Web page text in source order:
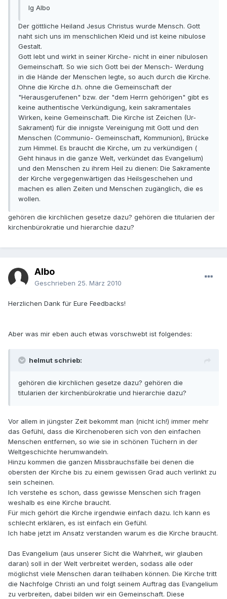
lg Albo
Der göttliche Heiland Jesus Christus wurde Mensch. Gott
naht sich uns im menschlichen Kleid und ist keine nibulose
Gestalt.
Gott lebt und wirkt in seiner Kirche- nicht in einer nibulosen
Gemeinschaft. So wie sich Gott bei der Mensch- Werdung
in die Hände der Menschen legte, so auch durch die Kirche.
Ohne die Kirche d.h. ohne die Gemeinschaft der
"Herausgerufenen" bzw. der "dem Herrn gehörigen" gibt es
keine authentische Verkündigung, kein sakramentales
Wirken, keine Gemeinschaft. Die Kirche ist Zeichen (Ur-
Sakrament) für die innigste Vereinigung mit Gott und den
Menschen (Communio- Gemeinschaft, Kommunion), Brücke
zum Himmel. Es braucht die Kirche, um zu verkündigen (
Geht hinaus in die ganze Welt, verkündet das Evangelium)
und den Menschen zu ihrem Heil zu dienen: Die Sakramente
der Kirche vergegenwärtigen das Heilsgeschehen und
machen es allen Zeiten und Menschen zugänglich, die es
wollen.
gehören die kirchlichen gesetze dazu? gehören die titularien der
kirchenbürokratie und hierarchie dazu?
Albo
Geschrieben 25. März 2010
Herzlichen Dank für Eure Feedbacks!
Aber was mir eben auch etwas vorschwebt ist folgendes:
helmut schrieb:
gehören die kirchlichen gesetze dazu? gehören die
titularien der kirchenbürokratie und hierarchie dazu?
Vor allem in jüngster Zeit bekommt man (nicht ich!) immer mehr
das Gefühl, dass die Kirchenoberen sich von den einfachen
Menschen entfernen, so wie sie in schönen Tüchern in der
Weltgeschichte herumwandeln.
Hinzu kommen die ganzen Missbrauchsfälle bei denen die
obersten der Kirche bis zu einem gewissen Grad auch verlinkt zu
sein scheinen.
Ich verstehe es schon, dass gewisse Menschen sich fragen
weshalb es eine Kirche braucht.
Für mich gehört die Kirche irgendwie einfach dazu. Ich kann es
schlecht erklären, es ist einfach ein Gefühl.
Ich habe jetzt im Ansatz verstanden warum es die Kirche braucht.
Das Evangelium (aus unserer Sicht die Wahrheit, wir glauben
daran) soll in der Welt verbreitet werden, sodass alle oder
möglichst viele Menschen daran teilhaben können. Die Kirche tritt
die Nachfolge Christi an und folgt seinem Auftrag das Evangelium
zu verbreiten, dabei bilden wir ein Gemeinschaft. Diese